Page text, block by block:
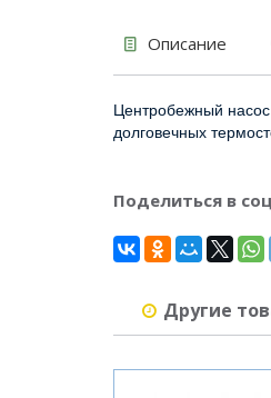
Описание
Центробежный
долговечных
Поделиться в
Другие